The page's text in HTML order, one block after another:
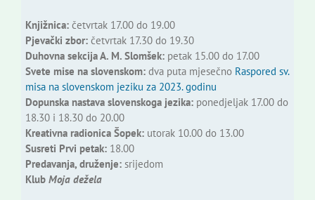
Knjižnica:četvrtak 17.00 do 19.00
Pjevački zbor:četvrtak 17.30 do 19.30
Duhovna sekcija A. M. Slomšek:petak 15.00 do 17.00
Svete mise na slovenskom:dva puta mjesečno Raspored sv.
misa na slovenskom jeziku za 2023. godinu
Dopunska nastava slovenskoga jezika:ponedjeljak 17.00 do
18.30 i 18.30 do 20.00
Kreativna radionica Šopek:utorak 10.00 do 13.00
Susreti Prvi petak:18.00
Predavanja, druženje:srijedom
Klub Moja dežela